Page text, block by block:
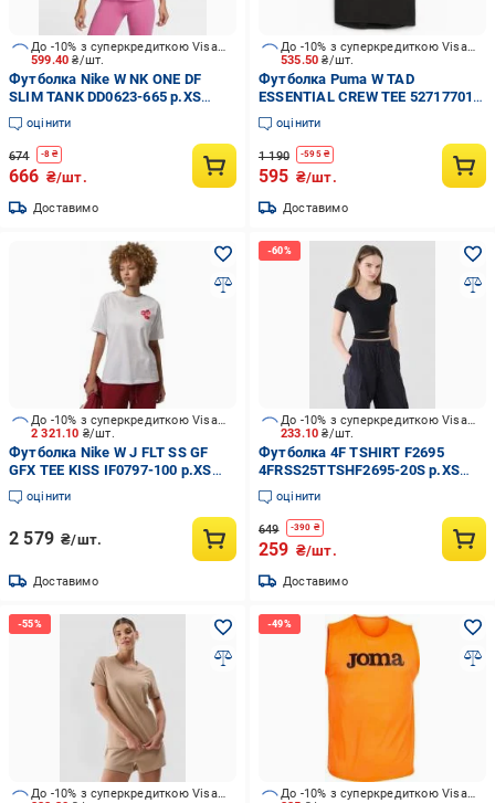
599.40₴/шт.
До -10% з суперкредиткою Visa Вигода
Футболка Nike W NK ONE DF
SLIM TANK DD0623-665 р.XS
рожевий
оцінити
674 -8 ₴
666 ₴/шт.
Доставимо
535.50₴/шт.
До -10% з суперкредиткою Visa Вигода
Футболка Puma W TAD
ESSENTIAL CREW TEE 52717701
р.XS чорний
оцінити
1 190 -595₴
595 ₴/шт.
Доставимо
2 321.10 ₴/шт.
До -10% з суперкредиткою Visa Вигода
Футболка Nike W J FLT SS GF
GFX TEE KISS IF0797-100 р.XS
білий
оцінити
2 579 ₴/шт.
Доставимо
233.10₴/шт.
До -10% з суперкредиткою Visa Вигода
Футболка 4F TSHIRT F2695
4FRSS25TTSHF2695-20S р.XS
чорний
оцінити
649 -390 ₴
259 ₴/шт.
Доставимо
До -10% з суперкредиткою Visa Вигода До -10% з суперкредиткою Visa Вигода